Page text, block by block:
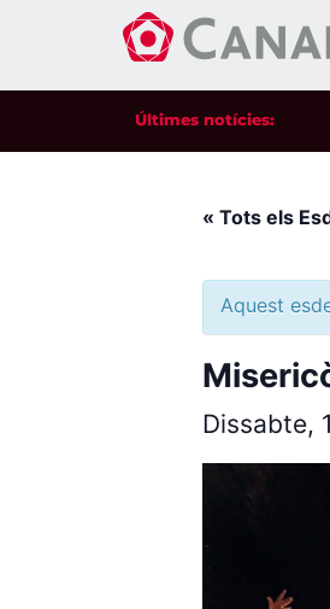
Últimes notícies:
« Tots els
Aquest
Dissabte,